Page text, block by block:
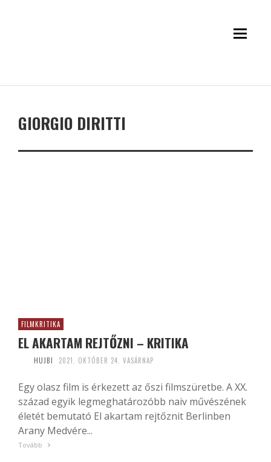
GIORGIO DIRITTI
FILMKRITIKA
EL AKARTAM REJTŐZNI – KRITIKA
HUJBI 2021. OKTÓBER 24. VASÁRNAP
Egy olasz film is érkezett az őszi filmszüretbe. A XX.
század egyik legmeghatározóbb naiv művészének
életét bemutató El akartam rejtőznit Berlinben
Arany Medvére...
Tovább